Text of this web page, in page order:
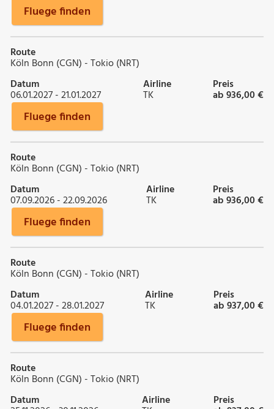
Fluege finden
Route
Köln Bonn (CGN) - Tokio (NRT)
Datum
06.01.2027 - 21.01.2027
Airline
TK
Preis
ab 936,00 €
Fluege finden
Route
Köln Bonn (CGN) - Tokio (NRT)
Datum
07.09.2026 - 22.09.2026
Airline
TK
Preis
ab 936,00 €
Fluege finden
Route
Köln Bonn (CGN) - Tokio (NRT)
Datum
04.01.2027 - 28.01.2027
Airline
TK
Preis
ab 937,00 €
Fluege finden
Route
Köln Bonn (CGN) - Tokio (NRT)
Datum
Airline Preis